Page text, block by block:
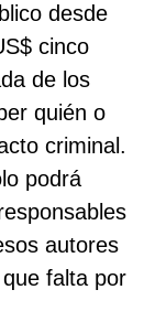
desde
cinco
de los
quién o
criminal.
podrá
autores
falta por